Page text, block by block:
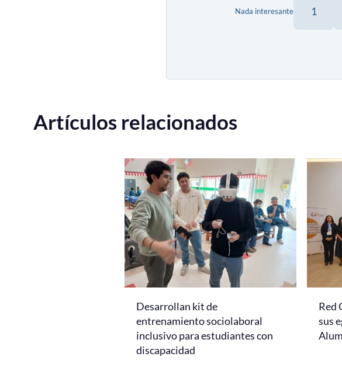
Nada interesante 1
Artículos relacionados
Desarrollan kit de
entrenamiento sociolaboral
inclusivo para estudiantes con
discapacidad
Red
sus